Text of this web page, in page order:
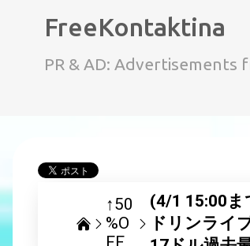
FreeKontaktina
PR & AD: Advertisements
↑50
%O
FF
(4/1 15:00ま
ドリンライ